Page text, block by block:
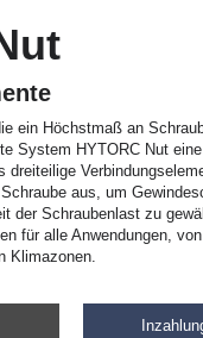
ein Höchstmaß an
System HYTORC Nut
dreiteilige
aus, um
der Schraubenlast zu
für alle Anwendungen,
Klimazonen.